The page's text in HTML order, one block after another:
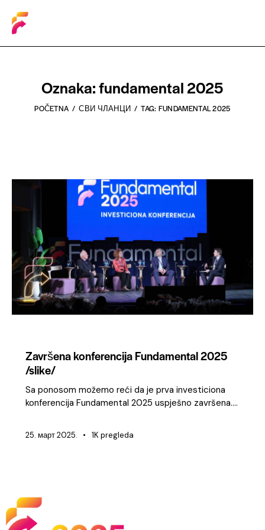
Oznaka: fundamental 2025
POČETNA СВИ ЧЛАНЦИ TAG: FUNDAMENTAL 2025
Završena konferencija Fundamental 2025
/slike/
Sa ponosom možemo reći da je prva investiciona
konferencija Fundamental 2025 uspješno završena.…
25. март 2025. 1K pregleda